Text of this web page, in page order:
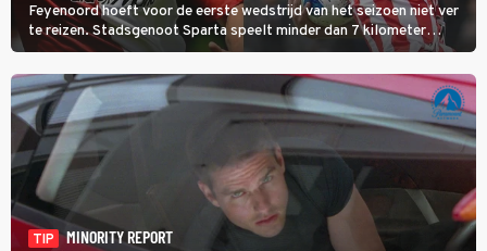
Feyenoord hoeft voor de eerste wedstrijd van het seizoen niet ver
te reizen. Stadsgenoot Sparta speelt minder dan 7 kilometer
verderop. Feyenoord trok de Spaanse spits Nacho Ferri aan van
KVC Westerlo uit België.
TIP
MINORITY REPORT